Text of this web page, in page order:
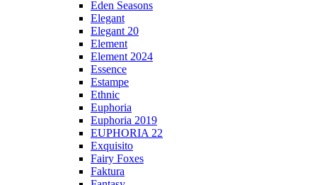
Eden Seasons
Elegant
Elegant 20
Element
Element 2024
Essence
Estampe
Ethnic
Euphoria
Euphoria 2019
EUPHORIA 22
Exquisito
Fairy Foxes
Faktura